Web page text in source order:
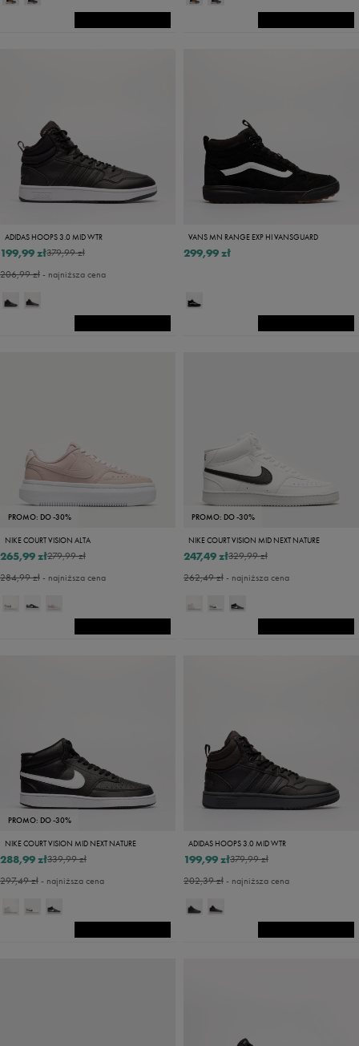
ADIDAS HOOPS 3.0 MID WTR
379,99 zł
199,99 zł
206,99 zł- najniższa cena
VANS MN RANGE EXP HI VANSGUARD
299,99 zł
PROMO: DO -30%
NIKE COURT VISION ALTA
279,99 zł
265,99 zł
284,99 zł- najniższa cena
PROMO: DO -30%
NIKE COURT VISION MID NEXT NATURE
329,99 zł
247,49 zł
262,49 zł- najniższa cena
PROMO: DO -30%
NIKE COURT VISION MID NEXT NATURE
339,99 zł
288,99 zł
297,49 zł- najniższa cena
ADIDAS HOOPS 3.0 MID WTR
379,99 zł
199,99 zł
202,39 zł- najniższa cena